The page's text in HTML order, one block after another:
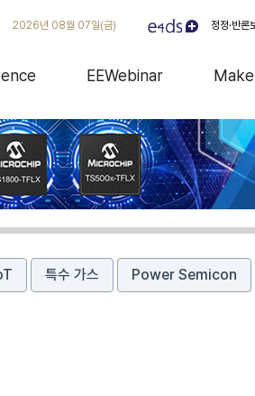
2026년 08월 07일(금) 정정·반론
EEWebinar
특수 가스 Power Semicon